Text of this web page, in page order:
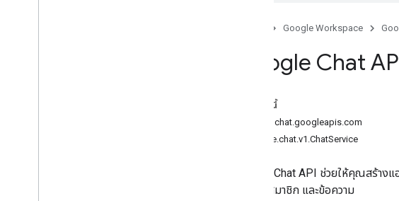
Google Workspace
Google Chat
ในหน้านี้
บริการ: chat.googleapis.com
google.chat.v1.ChatService
Google Chat API ช่วยให้คุณสร้า
ทำงาน สมาชิก และข้อความ